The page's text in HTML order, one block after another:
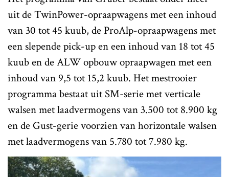
uit de TwinPower-opraapwagens met een inhoud
van 30 tot 45 kuub, de ProAlp-opraapwagens met
een slepende pick-up en een inhoud van 18 tot 45
kuub en de ALW opbouw opraapwagen met een
inhoud van 9,5 tot 15,2 kuub. Het mestrooier
programma bestaat uit SM-serie met verticale
walsen met laadvermogens van 3.500 tot 8.900 kg
en de Gust-gerie voorzien van horizontale walsen
met laadvermogens van 5.780 tot 7.980 kg.